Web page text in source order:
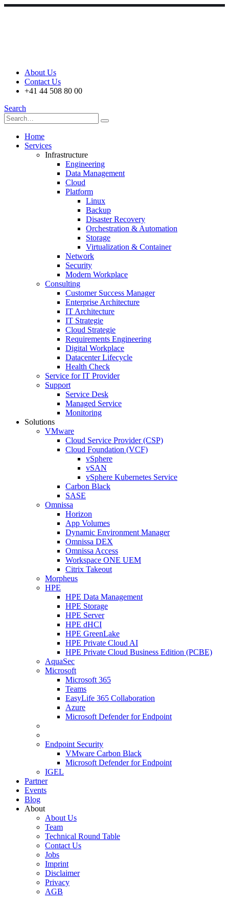
About Us
Contact Us
+41 44 508 80 00
Search
Home
Services
Infrastructure
Engineering
Data Management
Cloud
Platform
Linux
Backup
Disaster Recovery
Orchestration & Automation
Storage
Virtualization & Container
Network
Security
Modern Workplace
Consulting
Customer Success Manager
Enterprise Architecture
IT Architecture
IT Strategie
Cloud Strategie
Requirements Engineering
Digital Workplace
Datacenter Lifecycle
Health Check
Service for IT Provider
Support
Service Desk
Managed Service
Monitoring
Solutions
VMware
Cloud Service Provider (CSP)
Cloud Foundation (VCF)
vSphere
vSAN
vSphere Kubernetes Service
Carbon Black
SASE
Omnissa
Horizon
App Volumes
Dynamic Environment Manager
Omnissa DEX
Omnissa Access
Workspace ONE UEM
Citrix Takeout
Morpheus
HPE
HPE Data Management
HPE Storage
HPE Server
HPE dHCI
HPE GreenLake
HPE Private Cloud AI
HPE Private Cloud Business Edition (PCBE)
AquaSec
Microsoft
Microsoft 365
Teams
EasyLife 365 Collaboration
Azure
Microsoft Defender for Endpoint
Endpoint Security
VMware Carbon Black
Microsoft Defender for Endpoint
IGEL
Partner
Events
Blog
About
About Us
Team
Technical Round Table
Contact Us
Jobs
Imprint
Disclaimer
Privacy
AGB